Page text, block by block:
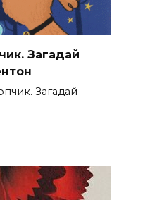
Загадай
Загадай